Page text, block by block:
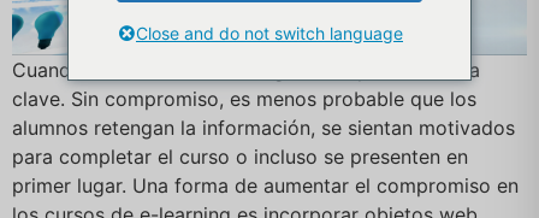
Cuando se trata de e-learning, el compromiso es la
clave. Sin compromiso, es menos probable que los
alumnos retengan la información, se sientan motivados
para completar el curso o incluso se presenten en
primer lugar. Una forma de aumentar el compromiso en
Close and do not switch language